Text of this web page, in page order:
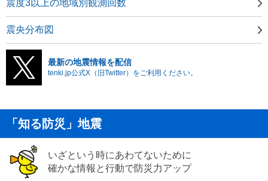
震度3以上の地域別観測回数
震央分布図
最新の地震情報を配信
tenki.jp公式X（旧Twitter）をご利用ください。
「知る防災」地震
いざという時にあわてないために
確かな情報と行動で防災力アップ